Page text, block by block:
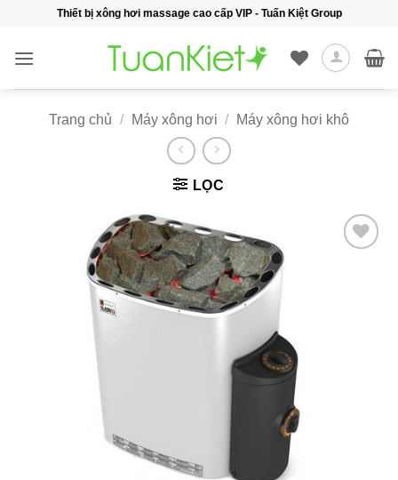
nội
Thiết bị xông hơi massage cao cấp VIP - Tuấn Kiệt Group
Trang chủ / Máy xông hơi / Máy xông hơi khô
LỌC